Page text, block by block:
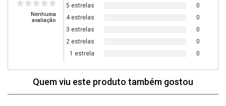
Nenhuma
avaliação
5 estrelas
0
4 estrelas
0
3 estrelas
0
2 estrelas
0
1 estrela
0
Quem viu este produto também gostou